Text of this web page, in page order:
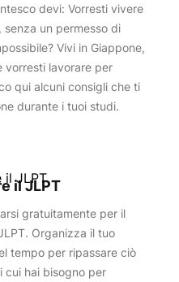
devi: Vorresti vivere
un permesso di
Vivi in Giappone,
vorresti lavorare per
qui alcuni consigli che ti
durante i tuoi studi.
il JLPT
gratuitamente per il
Organizza il tuo
tempo per ripassare ciò
cui hai bisogno per